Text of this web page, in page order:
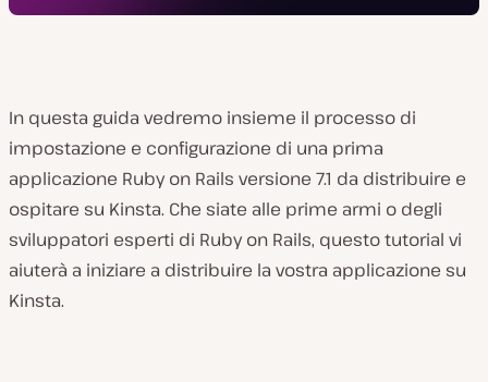
In questa guida vedremo insieme il processo di
impostazione e configurazione di una prima
applicazione Ruby on Rails versione 7.1 da distribuire e
ospitare su Kinsta. Che siate alle prime armi o degli
sviluppatori esperti di Ruby on Rails, questo tutorial vi
aiuterà a iniziare a distribuire la vostra applicazione su
Kinsta.